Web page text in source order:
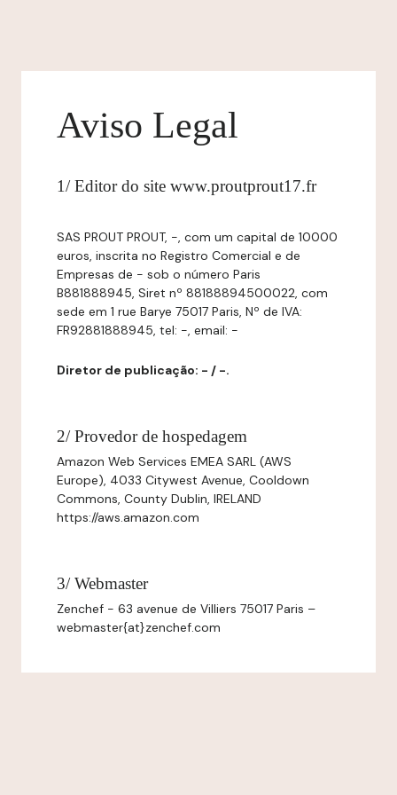
Aviso Legal
1/ Editor do site www.proutprout17.fr
SAS PROUT PROUT, -, com um capital de 10000
euros, inscrita no Registro Comercial e de
Empresas de - sob o número Paris
B881888945, Siret nº 88188894500022, com
sede em 1 rue Barye 75017 Paris, Nº de IVA:
FR92881888945, tel: -, email: -
Diretor de publicação: - / -.
2/ Provedor de hospedagem
Amazon Web Services EMEA SARL (AWS
Europe), 4033 Citywest Avenue, Cooldown
Commons, County Dublin, IRELAND
https://aws.amazon.com
3/ Webmaster
Zenchef - 63 avenue de Villiers 75017 Paris –
webmaster{at}zenchef.com